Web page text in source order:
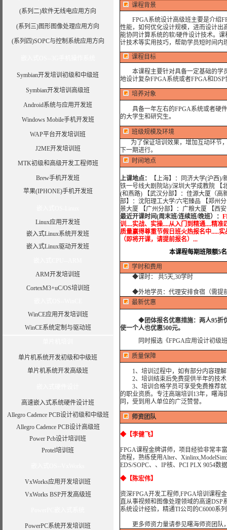
(系列二)软件无线电应用方向
(系列三)图形图像处理应用方向
(系列四)SOPC与控制系统应用方向
Symbian开发培训初级和中级班
Symbian开发培训高级班
Android系统与应用开发班
Windows Mobile手机开发班
WAP平台开发培训班
J2ME开发培训班
MTK初级和高级开发工程师班
Brew手机开发班
苹果(IPHONE)手机开发班
Linux应用开发班
嵌入式Linux系统开发班
嵌入式Linux驱动开发班
ARM开发培训班
CortexM3+uC/OS培训班
WinCE应用开发培训班
WinCE系统定制与驱动班
单片机系统开发初级和中级班
单片机系统开发高级班
高速嵌入式系统硬件设计班
Allegro Cadence PCB设计初级和中级班
Allegro Cadence PCB设计高级班
Power Pcb设计培训班
Protel培训班
VxWorks应用开发培训班
VxWorks BSP开发高级班
PowerPC系统开发培训班
课程背景
FPGA系统设计高级班主要是介绍
性能，如何优化设计规模，进而设计出
能协同计算系统的软/硬件设计技术。
计技术等实用技巧，帮助学员短时间内
课程目标
本课程主要针对具备一定基础的学
地设计复杂FPGA系统或者FPGA和
培养对象
具备一年左右的FPGA系统或者硬件
的大学生和研究生。
班级规模及环境
为了保证培训效果，增加互动环节，
下一期进行。
时间地点
上课地点：
【上海】：同济大学(沪西
铁一号线大剧院站)/深圳大学成教院 【
(和燕路) 【武汉分部】：佳源大厦（高
部】：沈阳理工大学/六宅臻品 【郑州
景大厦 【广州分部】：广粮大厦 【西
最近开课时间(周末班/连续班/晚班）：
训....实战、实操....从入门到精通....精准
质量赢得尊重节假日班火热报名中.....
（即将开课，请提前报名）...
本课程每期班限额5
学时和费用
◆课时： 共5天,30学时
◆外地学员：代理安排食宿（需提
最新优惠
◆团体报名优惠措施： 两人95折
使一个人也优惠500元。
同时报选《FPGA应用设计初级
质量保障
1、培训过程中，如有部分内容理解
2、培训结束后免费提供半年的技术
3、培训合格学员可享受免费推荐就
的职业资质。专注高端培训13年，曙
同，受到用人单位的广泛赞誉。
师资团队
◆【李健飞】
FPGA课程金牌讲师，项目经验非常丰
流程，熟练使用Alter、
EDS/SOPC、、IP核、PCI PLX 9054数
◆【陈宏伟】
资深FPGA开发工程师,FPGA培训课程
直从事视频和图像处理领域的高速
系统设计经验，精通TI公司的C6000系
更多师资力量请参见曙海师资团队